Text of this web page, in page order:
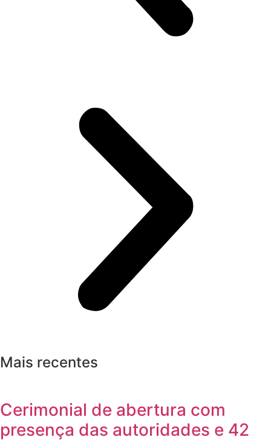
Mais recentes
Cerimonial de abertura com
presença das autoridades e 42